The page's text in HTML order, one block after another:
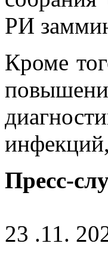
РИ
Кроме
Пресс-
23 .11.